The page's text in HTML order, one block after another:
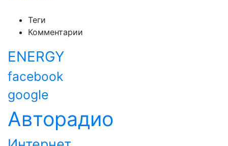
Теги
Комментарии
ENERGY
facebook
google
Авторадио